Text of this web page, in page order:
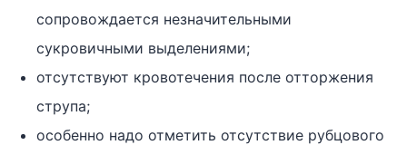
сопровождается незначительными
сукровичными выделениями;
отсутствуют кровотечения после отторжения
струпа;
особенно надо отметить отсутствие рубцового